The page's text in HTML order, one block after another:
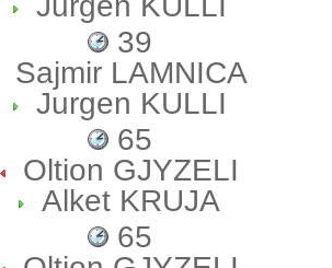
39
Sajmir LAMNICA
Jurgen KULLI
65
Oltion GJYZELI
Alket KRUJA
65